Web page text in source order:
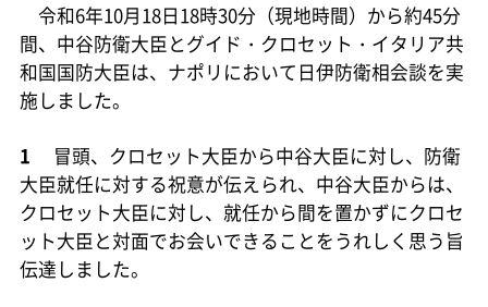
令和6年10月18日18時30分（現地時間）から約45分
間、中谷防衛大臣とグイド・クロセット・イタリア共
和国国防大臣は、ナポリにおいて日伊防衛相会談を実
施しました。
1
冒頭、クロセット大臣から中谷大臣に対し、防衛
大臣就任に対する祝意が伝えられ、中谷大臣からは、
クロセット大臣に対し、就任から間を置かずにクロセ
ット大臣と対面でお会いできることをうれしく思う旨
伝達しました。